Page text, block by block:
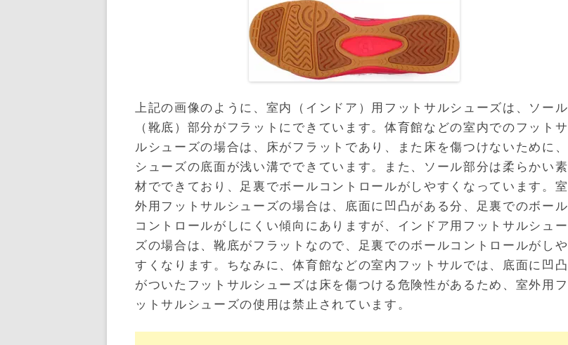
上記の画像のように、室内（インドア）用フットサルシューズは、ソール
（靴底）部分がフラットにできています。体育館などの室内でのフットサ
ルシューズの場合は、床がフラットであり、また床を傷つけないために、
シューズの底面が浅い溝でできています。また、ソール部分は柔らかい素
材でできており、足裏でボールコントロールがしやすくなっています。室
外用フットサルシューズの場合は、底面に凹凸がある分、足裏でのボール
コントロールがしにくい傾向にありますが、インドア用フットサルシュー
ズの場合は、靴底がフラットなので、足裏でのボールコントロールがしや
すくなります。ちなみに、体育館などの室内フットサルでは、底面に凹凸
がついたフットサルシューズは床を傷つける危険性があるため、室外用フ
ットサルシューズの使用は禁止されています。